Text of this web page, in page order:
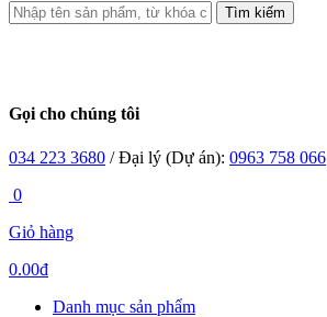
Tìm kiếm
Gọi cho chúng tôi
034 223 3680 / Đại lý (Dự án): 0963 758 066
0
Giỏ hàng
0.00đ
Danh mục sản phẩm